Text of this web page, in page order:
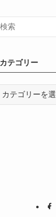
カテゴリー